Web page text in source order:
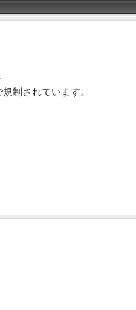
制されています。